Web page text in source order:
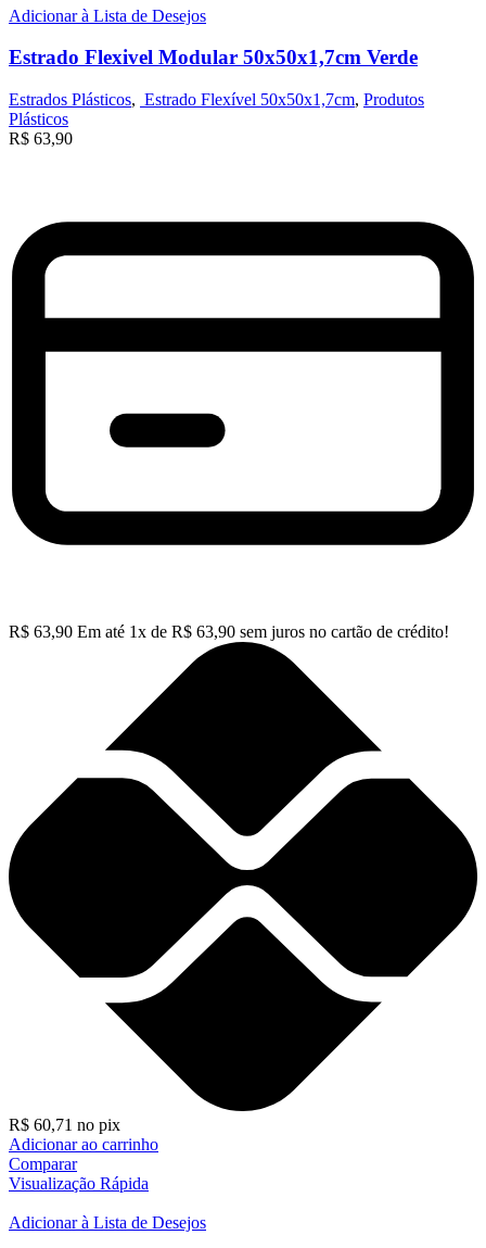
Adicionar à Lista de Desejos
Estrado Flexivel Modular 50x50x1,7cm Verde
Estrados Plásticos, Estrado Flexível 50x50x1,7cm, Produtos
Plásticos
R$ 63,90
R$ 63,90 Em até 1x de R$ 63,90 sem juros no cartão de crédito!
R$ 60,71 no pix
Adicionar ao carrinho
Comparar
Visualização Rápida
Adicionar à Lista de Desejos